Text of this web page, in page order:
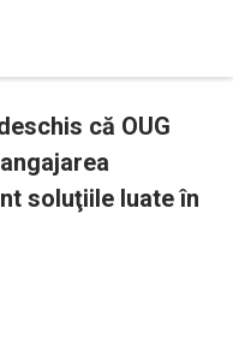
că OUG
soluţiile luate în